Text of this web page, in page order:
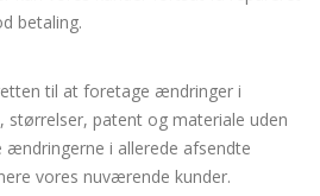
betaling.
til at foretage ændringer i
størrelser, patent og materiale uden
i allerede afsendte
vores nuværende kunder.